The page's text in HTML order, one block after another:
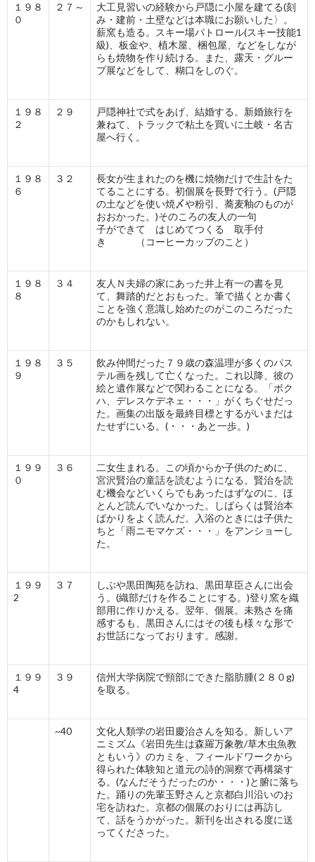
１９８
０
２７～
大工見習いの経験から戸隠に小屋を建てる(刻
み・建前・土壁などは本職にお願いした〉。
薪窯も造る。スキー場パトロール(スキー技能1
級)、板金や、植木屋、梱包屋、などをしなが
らも焼物を作り続ける。また、露天・グルー
プ展などをして、糊口をしのぐ。
１９８
２
２９
戸隠神社で式をあげ、結婚する。新婚旅行を
兼ねて、トラックで粘土を買いに土岐・名古
屋へ行く。
１９８
６
３２
長女が生まれたのを機に焼物だけで生計をた
てることにする。初個展を長野で行う。(戸隠
の土などを使い焼〆や粉引、蕎麦釉のものが
おおかった。)そのころの友人の一句
子ができて はじめてつくる 取手付
き （コーヒーカップのこと）
１９８
８
３４
友人Ｎ夫婦の家にあった井上有一の書を見
て、舞踏的だとおもった。筆で描くとか書く
ことを強く意識し始めたのがこのころだった
のかもしれない。
１９８
９
３５
飲み仲間だった７９歳の森温理が多くのパス
テル画を残して亡くなった。これ以降、彼の
絵と遺作展などで関わることになる。「ボク
ハ、デレスケデネェ・・・」がくちぐせだっ
た。画集の出版を最終目標とするがいまだは
たせずにいる。(・・・あと一歩。)
１９９
０
３６
二女生まれる。この頃からか子供のために、
宮沢賢治の童話を読むようになる。賢治を読
む機会などいくらでもあったはずなのに、ほ
とんど読んでいなかった。しばらくは賢治本
ばかりをよく読んだ。入浴のときには子供た
ちと「雨ニモマケズ・・・」をアンショーし
た。
１９９
2
３７
しぶや黒田陶苑を訪ね、黒田草臣さんに出会
う。(織部だけを作ることにする。)登り窯を織
部用に作りかえる。翌年、個展。未熟さを痛
感するも、黒田さんにはその後も様々な形で
お世話になっております。感謝。
１９９
4
３９
信州大学病院で頸部にできた脂肪腫(２８０g)
を取る。
~40
文化人類学の岩田慶治さんを知る。新しいア
ニミズム《岩田先生は森羅万象教/草木虫魚教
ともいう》のカミを、フィールドワークから
得られた体験知と道元の詩的洞察で再構築す
る。(なんだそうだったのか・・・)と腑に落ち
た。踊りの先輩玉野さんと京都白川沿いのお
宅を訪ねた。京都の個展のおりには再訪し
て、話をうかがった。新刊を出される度に送
ってくださった。